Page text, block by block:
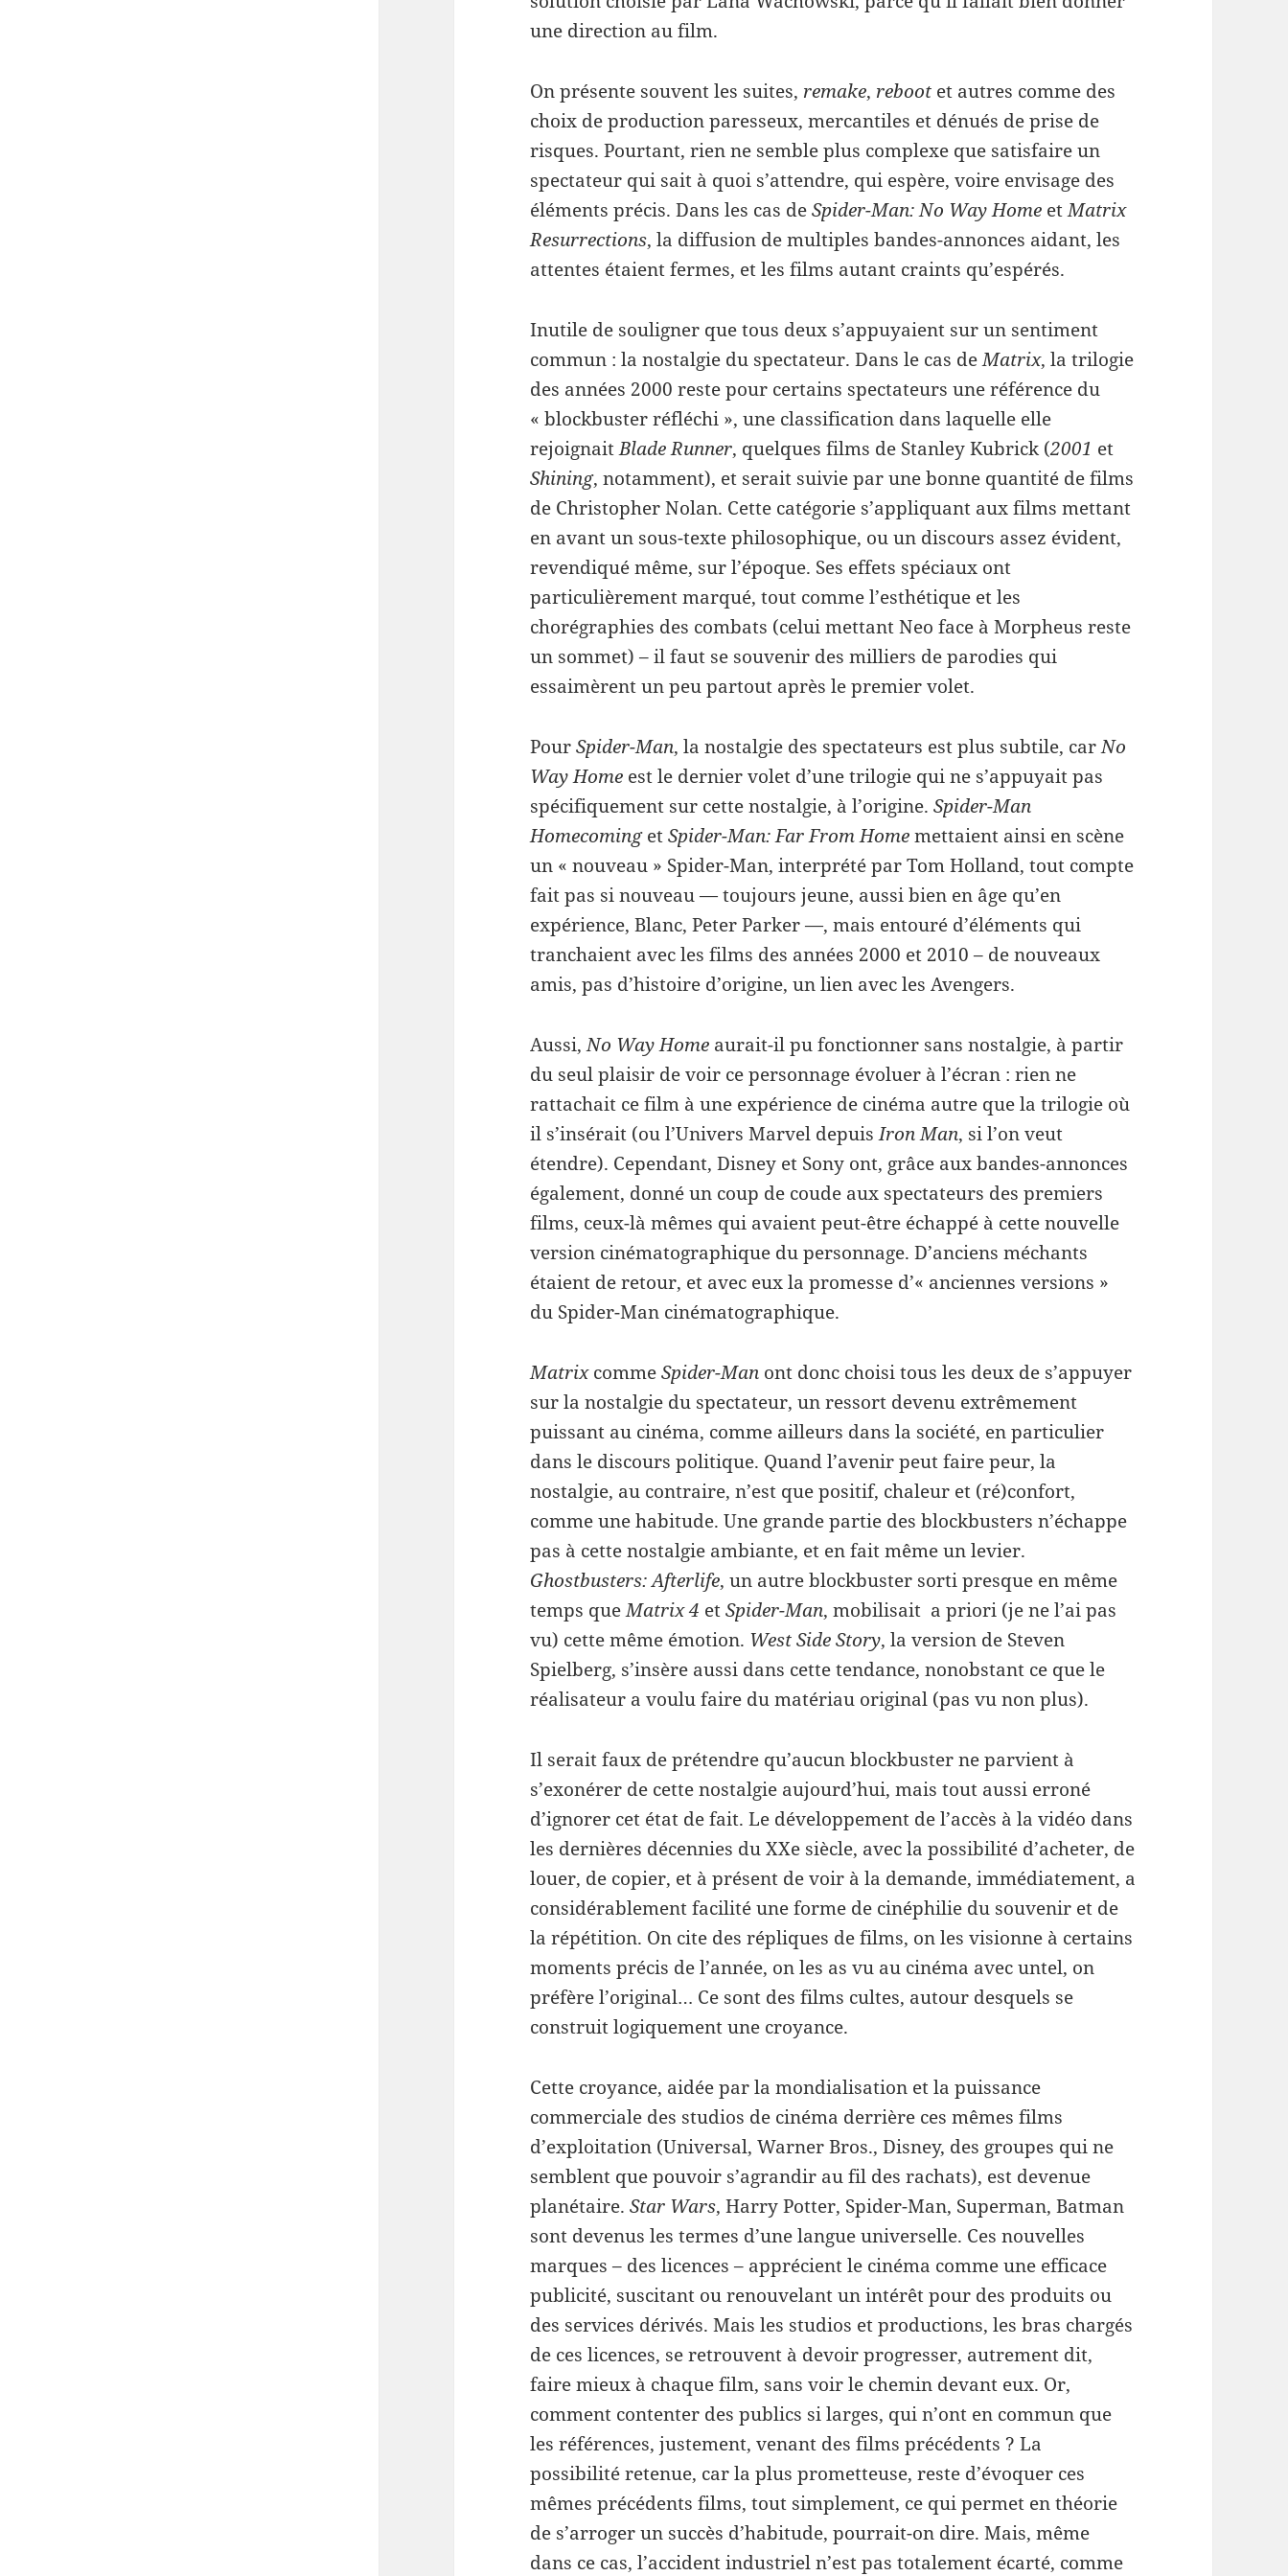
une direction au film.
On présente souvent les suites, remake, reboot et autres comme des
choix de production paresseux, mercantiles et dénués de prise de
risques. Pourtant, rien ne semble plus complexe que satisfaire un
spectateur qui sait à quoi s’attendre, qui espère, voire envisage des
éléments précis. Dans les cas deSpider-Man: No Way Home etMatrix
Resurrections, la diffusion de multiples bandes-annonces aidant, les
attentes étaient fermes, et les films autant craints qu’espérés.
Inutile de souligner que tous deux s’appuyaient sur un sentiment
commun : la nostalgie du spectateur. Dans le cas deMatrix, la trilogie
des années 2000 reste pour certains spectateurs une référence du
« blockbuster réfléchi », une classification dans laquelle elle
rejoignaitBlade Runner, quelques films de Stanley Kubrick (2001 et
Shining, notamment), et serait suivie par une bonne quantité de films
de Christopher Nolan. Cette catégorie s’appliquant aux films mettant
en avant un sous-texte philosophique, ou un discours assez évident,
revendiqué même, sur l’époque. Ses effets spéciaux ont
particulièrement marqué, tout comme l’esthétique et les
chorégraphies des combats (celui mettant Neo face à Morpheus reste
un sommet) – il faut se souvenir des milliers de parodies qui
essaimèrent un peu partout après le premier volet.
PourSpider-Man, la nostalgie des spectateurs est plus subtile, carNo
Way Home est le dernier volet d’une trilogie qui ne s’appuyait pas
spécifiquement sur cette nostalgie, à l’origine.Spider-Man
HomecomingetSpider-Man: Far From Homemettaient ainsi en scène
un « nouveau » Spider-Man, interprété par Tom Holland, tout compte
fait pas si nouveau — toujours jeune, aussi bien en âge qu’en
expérience, Blanc, Peter Parker —, mais entouré d’éléments qui
tranchaient avec les films des années 2000 et 2010 – de nouveaux
amis, pas d’histoire d’origine, un lien avec les Avengers.
Aussi,No Way Home aurait-il pu fonctionner sans nostalgie, à partir
du seul plaisir de voir ce personnage évoluer à l’écran : rien ne
rattachait ce film à une expérience de cinéma autre que la trilogie où
il s’insérait (ou l’Univers Marvel depuisIron Man, si l’on veut
étendre). Cependant, Disney et Sony ont, grâce aux bandes-annonces
également, donné un coup de coude aux spectateurs des premiers
films, ceux-là mêmes qui avaient peut-être échappé à cette nouvelle
version cinématographique du personnage. D’anciens méchants
étaient de retour, et avec eux la promesse d’« anciennes versions »
du Spider-Man cinématographique.
MatrixcommeSpider-Man ont donc choisi tous les deux de s’appuyer
sur la nostalgie du spectateur, un ressort devenu extrêmement
puissant au cinéma, comme ailleurs dans la société, en particulier
dans le discours politique. Quand l’avenir peut faire peur, la
nostalgie, au contraire, n’est que positif, chaleur et (ré)confort,
comme une habitude. Une grande partie des blockbusters n’échappe
pas à cette nostalgie ambiante, et en fait même un levier.
Ghostbusters: Afterlife, un autre blockbuster sorti presque en même
temps queMatrix4 etSpider-Man, mobilisait a priori (je ne l’ai pas
vu) cette même émotion. West Side Story, la version de Steven
Spielberg, s’insère aussi dans cette tendance, nonobstant ce que le
réalisateur a voulu faire du matériau original (pas vu non plus).
Il serait faux de prétendre qu’aucun blockbuster ne parvient à
s’exonérer de cette nostalgie aujourd’hui, mais tout aussi erroné
d’ignorer cet état de fait. Le développement de l’accès à la vidéo dans
les dernières décennies du XXe siècle, avec la possibilité d’acheter, de
louer, de copier, et à présent de voir à la demande, immédiatement, a
considérablement facilité une forme de cinéphilie du souvenir et de
la répétition. On cite des répliques de films, on les visionne à certains
moments précis de l’année, on les as vu au cinéma avec untel, on
préfère l’original… Ce sont des films cultes, autour desquels se
construit logiquement une croyance.
Cette croyance, aidée par la mondialisation et la puissance
commerciale des studios de cinéma derrière ces mêmes films
d’exploitation (Universal, Warner Bros., Disney, des groupes qui ne
semblent que pouvoir s’agrandir au fil des rachats), est devenue
planétaire.Star Wars, Harry Potter, Spider-Man, Superman, Batman
sont devenus les termes d’une langue universelle. Ces nouvelles
marques – des licences – apprécient le cinéma comme une efficace
publicité, suscitant ou renouvelant un intérêt pour des produits ou
des services dérivés. Mais les studios et productions, les bras chargés
de ces licences, se retrouvent à devoir progresser, autrement dit,
faire mieux à chaque film, sans voir le chemin devant eux. Or,
comment contenter des publics si larges, qui n’ont en commun que
les références, justement, venant des films précédents ? La
possibilité retenue, car la plus prometteuse, reste d’évoquer ces
mêmes précédents films, tout simplement, ce qui permet en théorie
de s’arroger un succès d’habitude, pourrait-on dire. Mais, même
dans ce cas, l’accident industriel n’est pas totalement écarté, comme